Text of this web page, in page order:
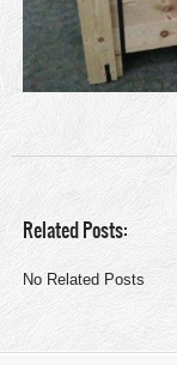
Related Posts:
No Related Posts